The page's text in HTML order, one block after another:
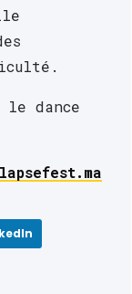
dance